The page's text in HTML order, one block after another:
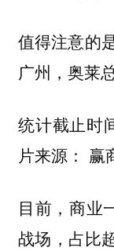
值得注意的
广州，奥莱
统计截止时
片来源： 赢
目前， 商业
战场 ，占比